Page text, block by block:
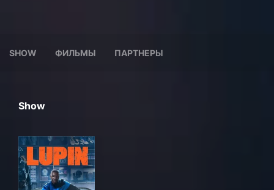
SHOW ФИЛЬМЫ ПАРТНЕРЫ
Show